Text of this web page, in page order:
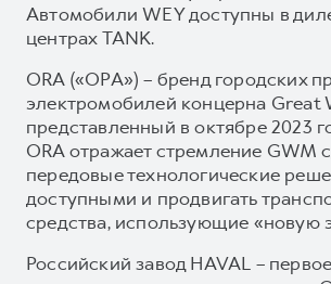
Автомобили WEY доступны в
центрах TANK.
ORA («ОРА») – бренд городских
электромобилей концерна Great
представленный в октябре 2023
ORA отражает стремление GWM
передовые технологические
доступными и продвигать
средства, использующие «новую
Российский завод HAVAL –